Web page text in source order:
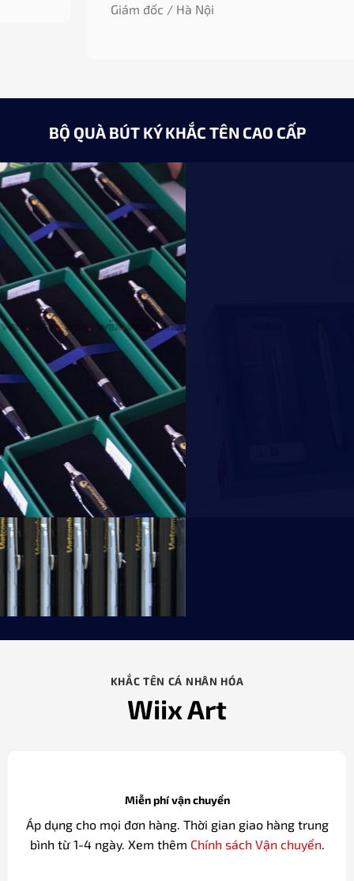
Giám đốc / Hà Nội
BỘ QUÀ BÚT KÝ KHẮC TÊN CAO CẤP
KHẮC TÊN CÁ NHÂN HÓA
Wiix Art
Miễn phí vận chuyển
Áp dụng cho mọi đơn hàng. Thời gian giao hàng trung
bình từ 1-4 ngày. Xem thêm Chính sách Vận chuyển.